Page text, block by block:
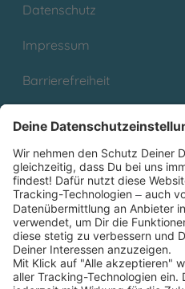
Datenschutz
Impressum
Barrierefreiheit
Partnerprogramm
Folge uns auf